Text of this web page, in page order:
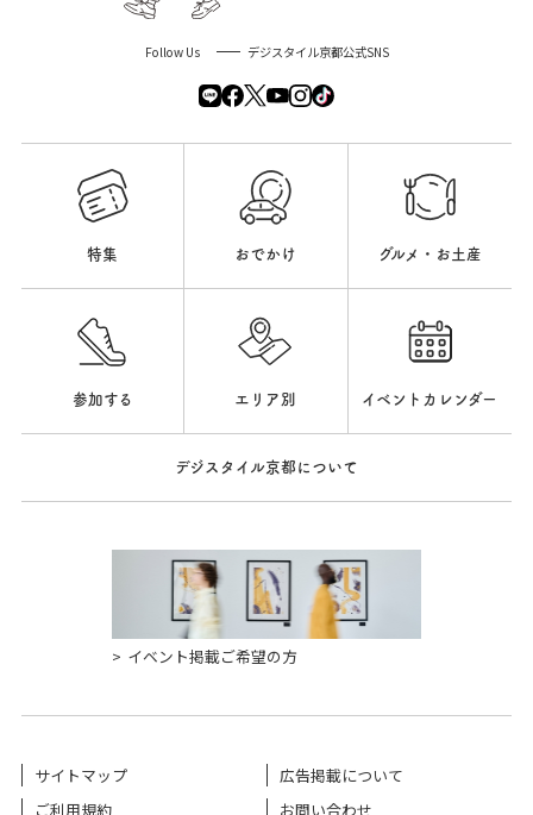
Follow Us デジスタイル京都公式SNS
特集 おでかけ グルメ・お土産
参加する エリア別 イベントカレンダー
デジスタイル京都について
イベント掲載ご希望の方
サイトマップ
広告掲載について
ご利用規約
お問い合わせ